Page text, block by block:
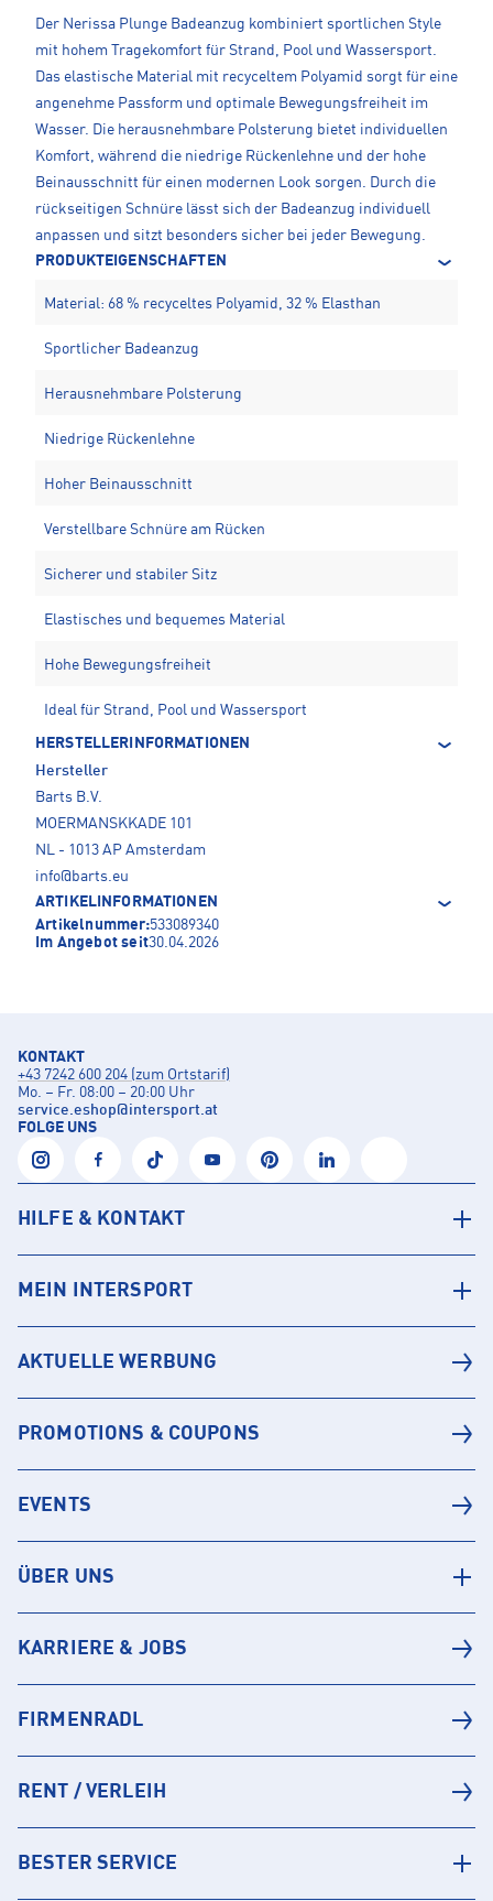
Der Nerissa Plunge Badeanzug kombiniert sportlichen Style
mit hohem Tragekomfort für Strand, Pool und Wassersport.
Das elastische Material mit recyceltem Polyamid sorgt für eine
angenehme Passform und optimale Bewegungsfreiheit im
Wasser. Die herausnehmbare Polsterung bietet individuellen
Komfort, während die niedrige Rückenlehne und der hohe
Beinausschnitt für einen modernen Look sorgen. Durch die
rückseitigen Schnüre lässt sich der Badeanzug individuell
anpassen und sitzt besonders sicher bei jeder Bewegung.
PRODUKTEIGENSCHAFTEN
Material: 68 % recyceltes Polyamid, 32 % Elasthan
Sportlicher Badeanzug
Herausnehmbare Polsterung
Niedrige Rückenlehne
Hoher Beinausschnitt
Verstellbare Schnüre am Rücken
Sicherer und stabiler Sitz
Elastisches und bequemes Material
Hohe Bewegungsfreiheit
Ideal für Strand, Pool und Wassersport
HERSTELLERINFORMATIONEN
Hersteller
Barts B.V.
MOERMANSKKADE 101
NL - 1013 AP Amsterdam
info@barts.eu
ARTIKELINFORMATIONEN
Artikelnummer:533089340
Im Angebot seit30.04.2026
KONTAKT
+43 7242 600 204 (zum Ortstarif)
Mo. – Fr. 08:00 – 20:00 Uhr
service.eshop@intersport.at
FOLGE UNS
HILFE & KONTAKT
MEIN INTERSPORT
AKTUELLE WERBUNG
PROMOTIONS & COUPONS
EVENTS
ÜBER UNS
KARRIERE & JOBS
FIRMENRADL
RENT / VERLEIH
BESTER SERVICE